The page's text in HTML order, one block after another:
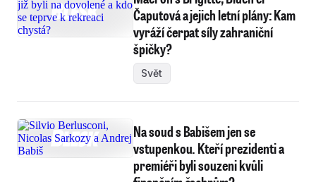
Čaputová a jejich letní plány: Kam
vyráží čerpat síly zahraniční
špičky?
Svět
Na soud s Babišem jen se
vstupenkou. Kteří prezidenti a
premiéři byli souzeni kvůli